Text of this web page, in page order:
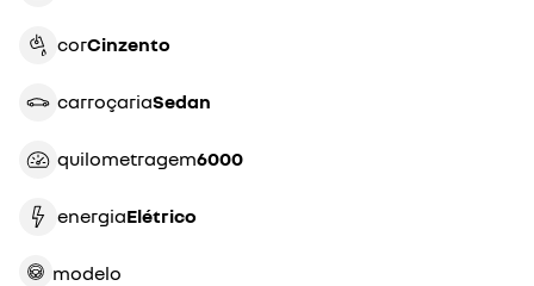
cor cinzento
carroçaria sedan
quilometragem 6000
energia Elétrico
modelo